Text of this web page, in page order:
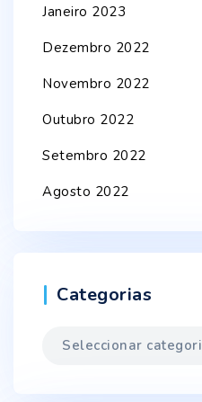
Janeiro 2023
Dezembro 2022
Novembro 2022
Outubro 2022
Setembro 2022
Agosto 2022
Categorias
Categorias